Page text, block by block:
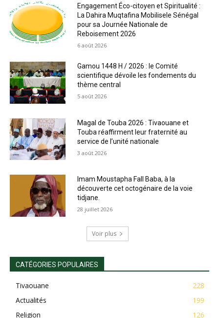
Engagement Éco-citoyen et Spiritualité :
La Dahira Muqtafina Mobilisele Sénégal
pour sa Journée Nationale de
Reboisement 2026
6 août 2026
Gamou 1448 H / 2026 : le Comité
scientifique dévoile les fondements du
thème central
5 août 2026
Magal de Touba 2026 : Tivaouane et
Touba réaffirment leur fraternité au
service de l’unité nationale
3 août 2026
Imam Moustapha Fall Baba, à la
découverte cet octogénaire de la voie
tidjane.
28 juillet 2026
Voir plus
CATÉGORIES POPULAIRES
Tivaouane
228
Actualités
199
Religion
126